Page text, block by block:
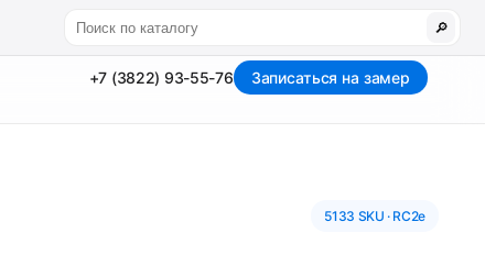
🔎
+7 (3822) 93-55-76 Записаться на замер
5133 SKU · RC2e